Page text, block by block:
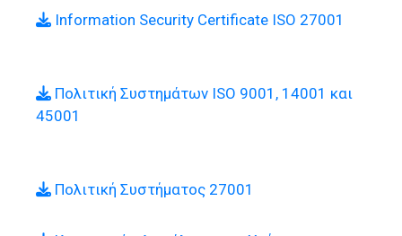
Information Security Certificate ISO 27001
Πολιτική Συστημάτων ISO 9001, 14001 και
45001
Πολιτική Συστήματος 27001